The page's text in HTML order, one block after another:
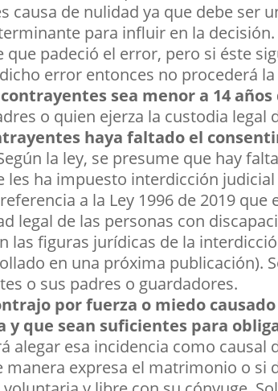
causa de nulidad ya que debe ser
para influir en la
padeció el error, pero si éste
error entonces no procederá
sea menor a 14 años
o quien ejerza la custodia legal
haya faltado el
la ley, se presume que hay
les ha impuesto interdicción
a la Ley 1996 de 2019 que
legal de las personas con
las figuras jurídicas de la
en una próxima publicación).
o sus padres o guardadores.
por fuerza o miedo
y que sean suficientes para
alegar esa incidencia como causal
expresa el matrimonio o si